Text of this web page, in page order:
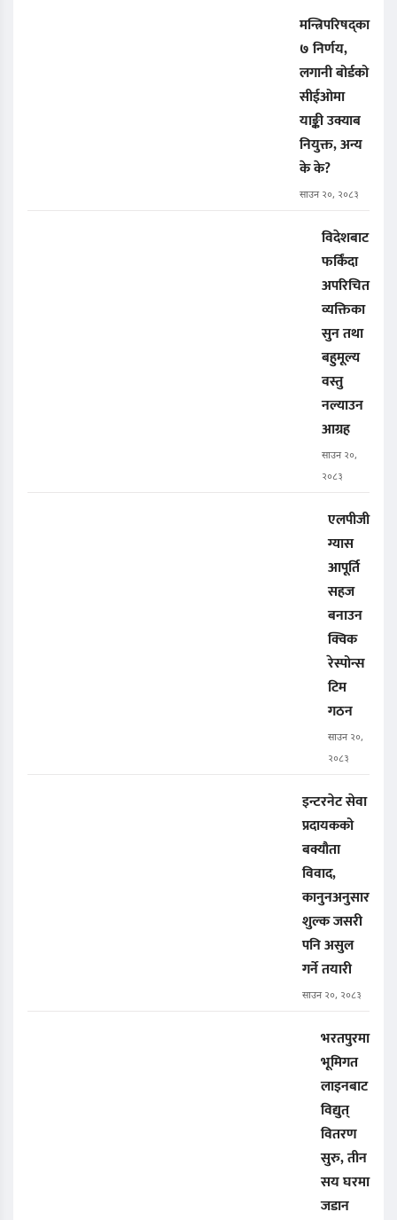
मन्त्रिपरिषद्का
७ निर्णय,
लगानी बोर्डको
सीईओमा
याङ्की उक्याब
नियुक्त, अन्य
के के?
साउन २०, २०८३
विदेशबाट
फर्किंदा
अपरिचित
व्यक्तिका
सुन तथा
बहुमूल्य
वस्तु
नल्याउन
आग्रह
साउन २०,
२०८३
एलपीजी
ग्यास
आपूर्ति
सहज
बनाउन
क्विक
रेस्पोन्स
टिम
गठन
साउन २०,
२०८३
इन्टरनेट सेवा
प्रदायकको
बक्यौता
विवाद,
कानुनअनुसार
शुल्क जसरी
पनि असुल
गर्ने तयारी
साउन २०, २०८३
भरतपुरमा
भूमिगत
लाइनबाट
विद्युत्
वितरण
सुरु, तीन
सय घरमा
जडान